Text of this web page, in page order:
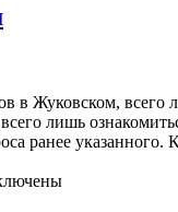
в Жуковском,
лишь
ранее